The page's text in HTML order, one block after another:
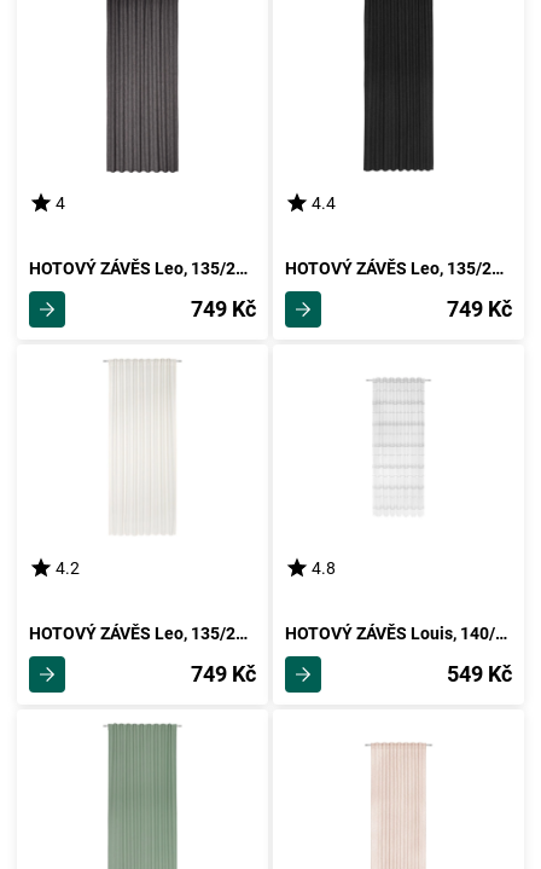
4
HOTOVÝ ZÁVĚS Leo, 135/255cm, Šedá
749 Kč
4.4
HOTOVÝ ZÁVĚS Leo, 135/255cm, Černá
749 Kč
4.2
HOTOVÝ ZÁVĚS Leo, 135/255cm, Přírodní
749 Kč
4.8
HOTOVÝ ZÁVĚS Louis, 140/245 Cm
549 Kč